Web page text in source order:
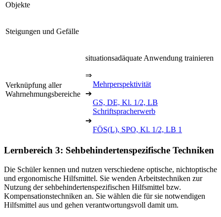
Objekte
Steigungen und Gefälle
Verknüpfung aller
Wahrnehmungsbereiche
situationsadäquate Anwendung trainieren
⇒
Mehrperspektivität
➔
GS, DE, Kl. 1/2, LB
Schriftspracherwerb
➔
FÖS(L), SPO, Kl. 1/2, LB 1
Lernbereich 3: Sehbehindertenspezifische Techniken
Die Schüler kennen und nutzen verschiedene optische, nichtoptische
und ergonomische Hilfsmittel. Sie wenden Arbeitstechniken zur
Nutzung der sehbehindertenspezifischen Hilfsmittel bzw.
Kompensationstechniken an. Sie wählen die für sie notwendigen
Hilfsmittel aus und gehen verantwortungsvoll damit um.